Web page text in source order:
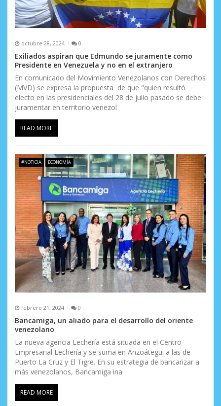
d
a
s octubre 28, 2024 0
Exiliados aspiran que Edmundo se juramente como
Presidente en Venezuela y no en el extranjero
En comunicado del Movimiento Venezolanos con Derechos
(MVD) se expresa la propuesta de que "quien resultó
electo en las presidenciales del 28 de julio pasado se debe
juramentar en territorio venezol
READ MORE
#NOTICIA ECONOMÍA
febrero 21, 2024 0
Bancamiga, un aliado para el desarrollo del oriente
venezolano
La nueva agencia Lechería está situada en el Centro
Empresarial Lechería y se suma en Anzoátegui a las de
Puerto La Cruz y El Tigre. En su estrategia de bancarizar a
más venezolanos, Bancamiga ina
READ MORE